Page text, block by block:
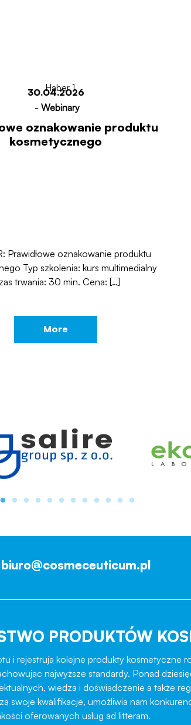
30.04.2026
- Webinary
oznakowanie produktu
kosmetycznego
Prawidłowe oznakowanie produktu
Typ szkolenia: kurs multimedialny
trwania: 30 min. Cena: […]
More
biuro@cosmeceuticum.pl
PRODUKTÓW
i rejestrują kolejne produkty kosmetyczne
najwyższe standardy. Ponad
wiedza i doświadczenie a także
swoje kwalifikacje, umożliwia nam
oferowanych usług ad litteram.